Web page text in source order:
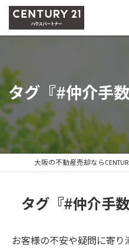
タグ『#仲介手
大阪の不動産売却なら
タグ『#仲介手
お客様の不安や疑問に寄